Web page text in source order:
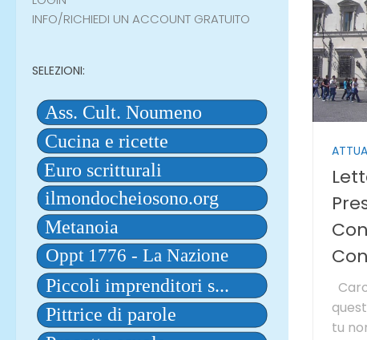
tu
INFO/RICHIEDI UN ACCOUNT GRATUITO
SELEZIONI: